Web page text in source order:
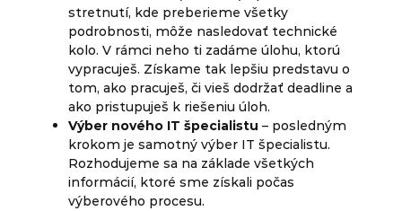
stretnutí, kde preberieme všetky
podrobnosti, môže nasledovať technické
kolo. V rámci neho ti zadáme úlohu, ktorú
vypracuješ. Získame tak lepšiu predstavu o
tom, ako pracuješ, či vieš dodržať deadline a
ako pristupuješ k riešeniu úloh.
Výber nového IT špecialistu – posledným
krokom je samotný výber IT špecialistu.
Rozhodujeme sa na základe všetkých
informácií, ktoré sme získali počas
výberového procesu.